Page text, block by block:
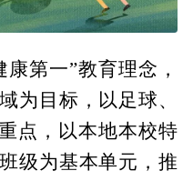
康第一”教育理念，
为目标，以足球、
点，以本地本校特
级为基本单元，推